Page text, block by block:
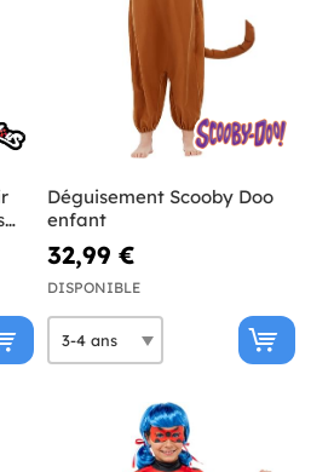
Déguisement Scooby Doo
enfant
32,99 €
DISPONIBLE